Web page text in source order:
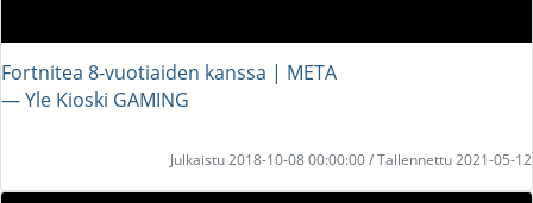
Fortnitea 8-vuotiaiden kanssa | META
― Yle Kioski GAMING
Julkaistu 2018-10-08 00:00:00 / Tallennettu 2021-05-12